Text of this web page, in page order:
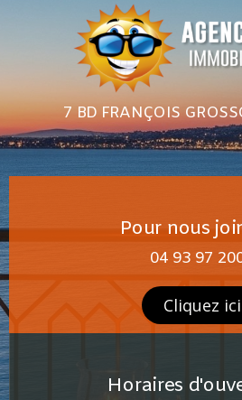
7 BD FRANÇOIS
Pour nous
04 93 97
Cliquez ici
Horaires